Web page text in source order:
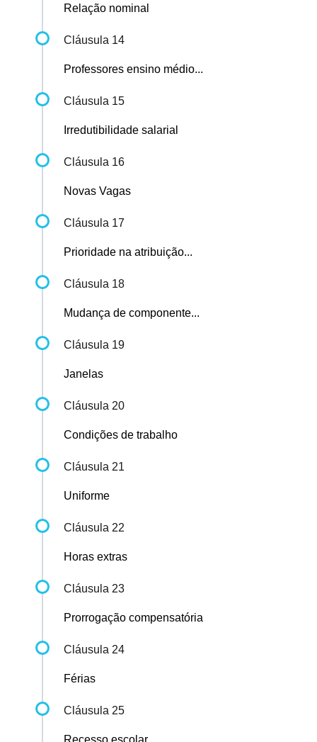
Relação nominal
Cláusula 14
Professores ensino médio...
Cláusula 15
Irredutibilidade salarial
Cláusula 16
Novas Vagas
Cláusula 17
Prioridade na atribuição...
Cláusula 18
Mudança de componente...
Cláusula 19
Janelas
Cláusula 20
Condições de trabalho
Cláusula 21
Uniforme
Cláusula 22
Horas extras
Cláusula 23
Prorrogação compensatória
Cláusula 24
Férias
Cláusula 25